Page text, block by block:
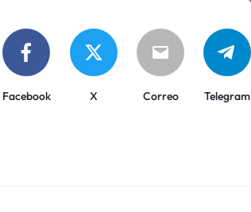
Facebook X Correo Telegram